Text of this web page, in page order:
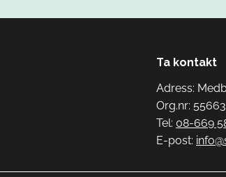
Ta kontakt
Adress:
Org.nr:
Tel: 08-669
E-post: